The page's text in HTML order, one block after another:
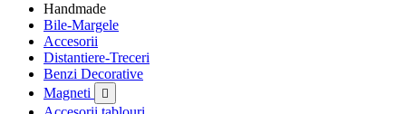
Handmade
Bile-Margele
Accesorii
Distantiere-Treceri
Benzi Decorative
Magneti
